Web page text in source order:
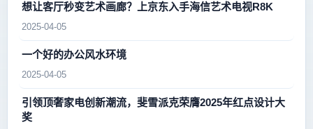
想让客厅秒变艺术画廊？上京东入手海信艺术电视R8K
2025-04-05
一个好的办公风水环境
2025-04-05
引领顶奢家电创新潮流，斐雪派克荣膺2025年红点设计大
奖